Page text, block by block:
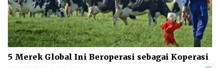
5 Merek Global Ini Beroperasi sebagai Koperasi